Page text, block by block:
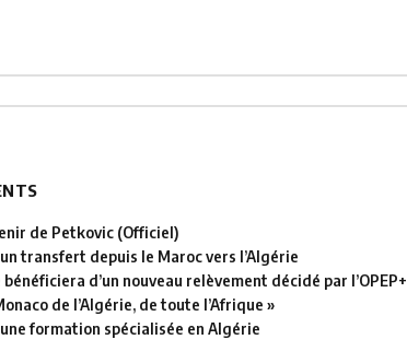
de Petkovic (Officiel)
transfert depuis le Maroc vers l’Algérie
d’un nouveau relèvement décidé par l’OPEP+
de l’Algérie, de toute l’Afrique »
formation spécialisée en Algérie